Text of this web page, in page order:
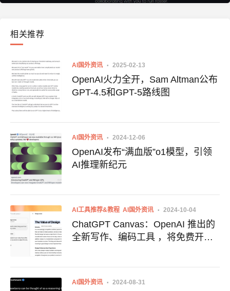
相关推荐
AI国外资讯 2025-02-13
OpenAI火力全开，Sam Altman公布
GPT-4.5和GPT-5路线图
AI国外资讯 2024-12-06
OpenAI发布“满血版”o1模型，引领
AI推理新纪元
AI工具推荐&教程 AI国外资讯 2024-10-04
ChatGPT Canvas：OpenAI 推出的
全新写作、编码工具 ，将免费开
AI国外资讯 2024-08-31